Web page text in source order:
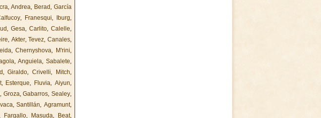
,Andrea, Berad, García
, Franesqui, Iburg,
, Gesa, Carlito, Calelle,
, Akter,Tevez, Canales,
,Chernyshova, M'rini,
,Anguiela, Sabalete,
,Giraldo, Crivelli, Mitch,
, Esterque, Fluvia, Aiyun,
, Groza,Gabarros, Sealey,
, Santillán, Agramunt,
Fargallo, Masuda, Beat,